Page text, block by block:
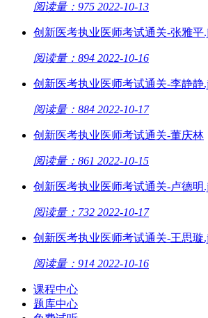
阅读量：975 2022-10-13
创新医考执业医师考试通关-张雅平
阅读量：894 2022-10-16
创新医考执业医师考试通关-李静静
阅读量：884 2022-10-17
创新医考执业医师考试通关-董庆林
阅读量：861 2022-10-15
创新医考执业医师考试通关-卢德明
阅读量：732 2022-10-17
创新医考执业医师考试通关-王思璇
阅读量：914 2022-10-16
课程中心
题库中心